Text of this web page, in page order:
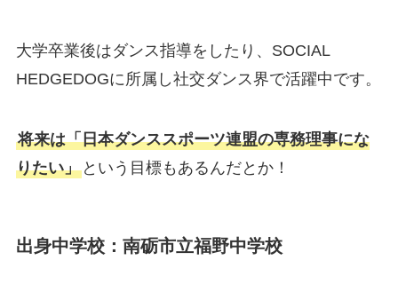
大学卒業後はダンス指導をしたり、SOCIAL
HEDGEDOGに所属し社交ダンス界で活躍中です。
将来は「日本ダンススポーツ連盟の専務理事にな
りたい」という目標もあるんだとか！
出身中学校：南砺市立福野中学校